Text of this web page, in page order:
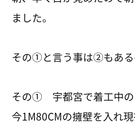
ました。
その①と言う事は②もある
その① 宇都宮で着工中
今1M80CMの擁壁を入れ